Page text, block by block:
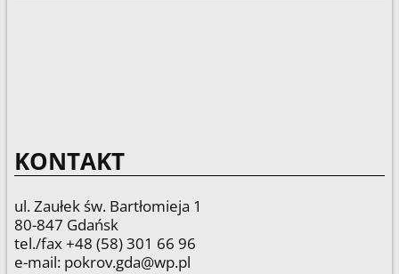
KONTAKT
ul. Zaułek św. Bartłomieja 1
80-847 Gdańsk
tel./fax +48 (58) 301 66 96
e-mail: pokrov.gda@wp.pl